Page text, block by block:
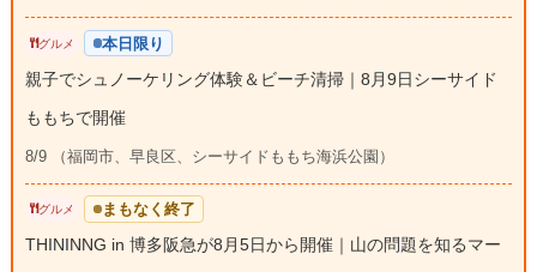
グルメ 本日限り
親子でシュノーケリング体験＆ビーチ清掃｜8月9日シーサイド
ももちで開催
8/9 （福岡市、早良区、シーサイドももち海浜公園）
グルメ まもなく終了
THININNG in 博多阪急が8月5日から開催｜山の問題を知るマー